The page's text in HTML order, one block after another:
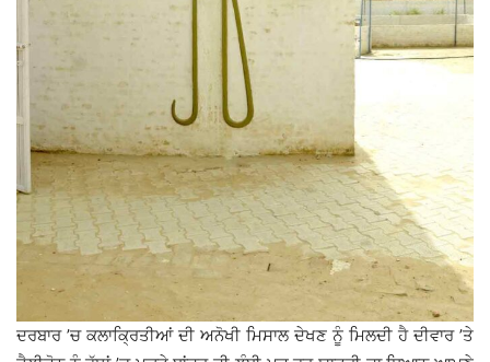
ਦਰਬਾਰ ’ਚ ਕਲਾਕ੍ਰਿਤੀਆਂ ਦੀ ਅਨੋਖੀ ਮਿਸਾਲ ਦੇਖਣ ਨੂੰ ਮਿਲਦੀ ਹੈ ਦੀਵਾਰ ’ਤੇ